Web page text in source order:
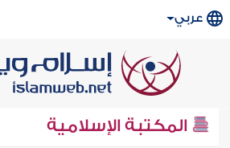
عربي
المكتبة الإسلامية